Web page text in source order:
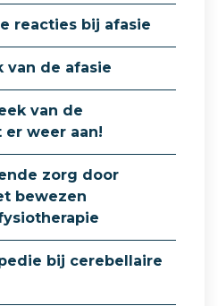
reacties bij afasie
van de afasie
van de
weer aan!
zorg door
bewezen
bij cerebellaire